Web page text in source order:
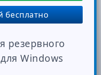
резервного
Windows